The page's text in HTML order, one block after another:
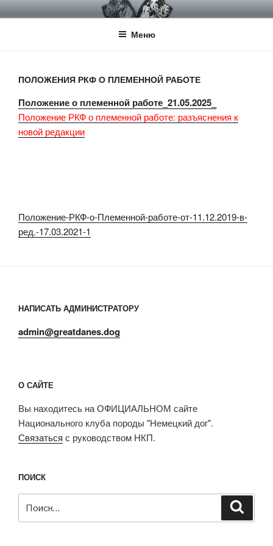
Перейти
к
НКП НЕМЕЦКИЙ ДОГ
Официальный сайт НКП Немецкий Дог
Меню
ПОЛОЖЕНИЯ РКФ О ПЛЕМЕННОЙ РАБОТЕ
Положение о племенной работе_21.05.2025_
Положение РКФ о племенной работе: разъяснения к
новой редакции
Положение-РКФ-о-Племенной-работе-от-11.12.2019-в-
ред.-17.03.2021-1
НАПИСАТЬ АДМИНИСТРАТОРУ
admin@greatdanes.dog
О САЙТЕ
Вы находитесь на ОФИЦИАЛЬНОМ сайте
Национального клуба породы "Немецкий дог".
Связаться с руководством НКП.
ПОИСК